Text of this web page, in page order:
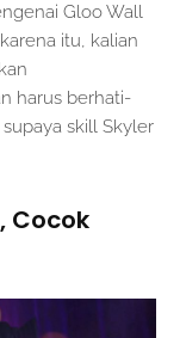
Gloo Wall
itu, kalian
harus berhati-
skill Skyler
Cocok